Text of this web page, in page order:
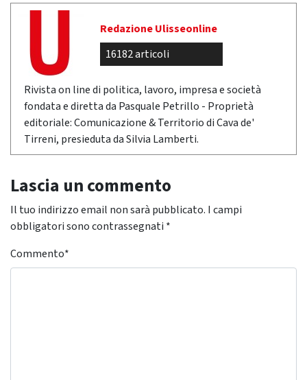
Redazione Ulisseonline
16182 articoli
Rivista on line di politica, lavoro, impresa e società
fondata e diretta da Pasquale Petrillo - Proprietà
editoriale: Comunicazione & Territorio di Cava de'
Tirreni, presieduta da Silvia Lamberti.
Lascia un commento
Il tuo indirizzo email non sarà pubblicato. I campi
obbligatori sono contrassegnati *
Commento*